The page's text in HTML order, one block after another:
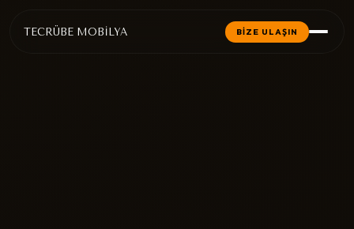
TECRÜBE MOBİLYA BİZE ULAŞIN